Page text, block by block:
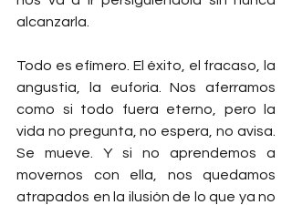
alcanzarla.
Todo es efímero. El éxito, el fracaso, la
angustia, la euforia. Nos aferramos
como si todo fuera eterno, pero la
vida no pregunta, no espera, no avisa.
Se mueve. Y si no aprendemos a
movernos con ella, nos quedamos
atrapados en la ilusión de lo que ya no